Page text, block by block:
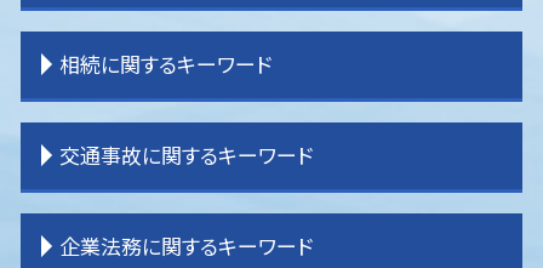
離婚 親権 母親
離婚 子供 影響
離婚調停
離婚 公正証書
離婚したい
相続に関するキーワード
相続 分割
相続 登記
相続 土地
交通事故に関するキーワード
交通事故 被害者 弁護士
企業法務に関するキーワード